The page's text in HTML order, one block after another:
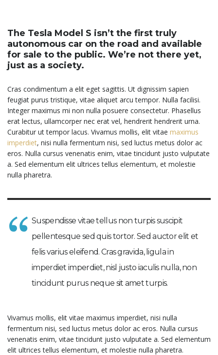
The Tesla Model S isn’t the first truly
autonomous car on the road and available
for sale to the public. We’re not there yet,
just as a society.
Cras condimentum a elit eget sagittis. Ut dignissim sapien
feugiat purus tristique, vitae aliquet arcu tempor. Nulla facilisi.
Integer maximus mi non nulla posuere consectetur. Phasellus
erat lectus, ullamcorper nec erat vel, hendrerit hendrerit urna.
Curabitur ut tempor lacus. Vivamus mollis, elit vitae maximus
imperdiet, nisi nulla fermentum nisi, sed luctus metus dolor ac
eros. Nulla cursus venenatis enim, vitae tincidunt justo vulputate
a. Sed elementum elit ultrices tellus elementum, et molestie
nulla pharetra.
Suspendisse vitae tellus non turpis suscipit
pellentesque sed quis tortor. Sed auctor elit et
felis varius eleifend. Cras gravida, ligula in
imperdiet imperdiet, nisl justo iaculis nulla, non
tincidunt purus neque sit amet turpis.
Vivamus mollis, elit vitae maximus imperdiet, nisi nulla
fermentum nisi, sed luctus metus dolor ac eros. Nulla cursus
venenatis enim, vitae tincidunt justo vulputate a. Sed elementum
elit ultrices tellus elementum, et molestie nulla pharetra.